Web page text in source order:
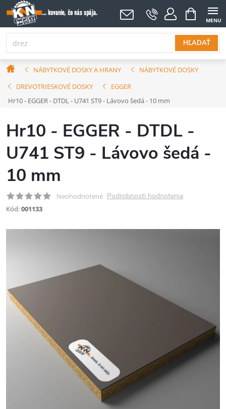
Prejsť
na
obsah
HĽADAŤ
NÁKUPNÝ
KOŠÍK
DomovNÁBYTKOVÉ DOSKY A HRANY
NÁBYTKOVÉ DOSKY
DREVOTRIESKOVÉ DOSKY
EGGER
Hr10 - EGGER - DTDL - U741 ST9 - Lávovo šedá - 10 mm
Hr10 - EGGER - DTDL -
U741 ST9 - Lávovo šedá -
10 mm
Neohodnotené Podrobnosti hodnotenia
Kód:001133